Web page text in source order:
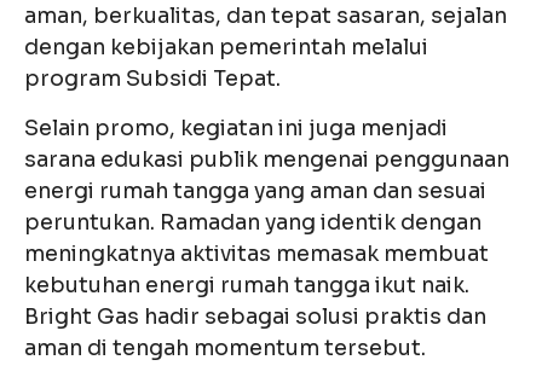
aman, berkualitas, dan tepat sasaran, sejalan
dengan kebijakan pemerintah melalui
program Subsidi Tepat.
Selain promo, kegiatan ini juga menjadi
sarana edukasi publik mengenai penggunaan
energi rumah tangga yang aman dan sesuai
peruntukan. Ramadan yang identik dengan
meningkatnya aktivitas memasak membuat
kebutuhan energi rumah tangga ikut naik.
Bright Gas hadir sebagai solusi praktis dan
aman di tengah momentum tersebut.